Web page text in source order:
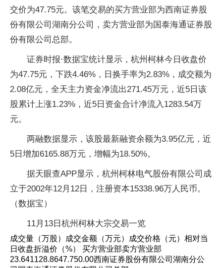
交价为47.75元。该笔交易的买方营业部为西南证券股
份有限公司湖南分公司，卖方营业部为国泰海通证券股
份有限公司总部。
证券时报·数据宝统计显示，杭州柯林今日收盘价
为47.75元，下跌4.46%，日换手率为2.83%，成交额为
2.08亿元，全天主力资金净流出271.45万元，近5日该
股累计上涨1.23%，近5日资金合计净流入1283.54万
元。
两融数据显示，该股最新融资余额为3.95亿元，近
5日增加6165.88万元，增幅为18.50%。
据天眼查APP显示，杭州柯林电气股份有限公司成
立于2002年12月12日，注册资本15338.96万人民币。
（数据宝）
11月13日杭州柯林大宗交易一览
成交量（万股）成交金额（万元）成交价格（元）相对当
日收盘折溢价（%） 买方营业部卖方营业部
23.641128.8647.750.00西南证券股份有限公司湖南分公